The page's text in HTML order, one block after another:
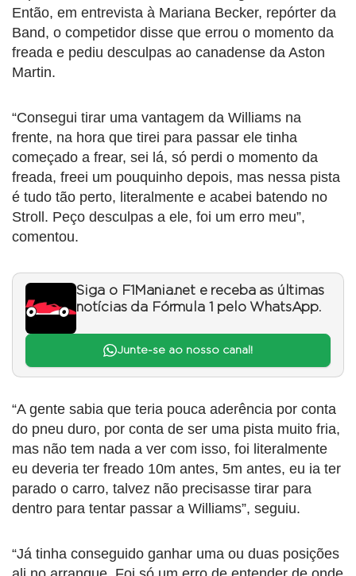
Então, em entrevista à Mariana Becker, repórter da
Band, o competidor disse que errou o momento da
freada e pediu desculpas ao canadense da Aston
Martin.
“Consegui tirar uma vantagem da Williams na
frente, na hora que tirei para passar ele tinha
começado a frear, sei lá, só perdi o momento da
freada, freei um pouquinho depois, mas nessa pista
é tudo tão perto, literalmente e acabei batendo no
Stroll. Peço desculpas a ele, foi um erro meu”,
comentou.
Siga o F1Mania.net e receba as últimas
notícias da Fórmula 1 pelo WhatsApp.
Junte-se ao nosso canal!
“A gente sabia que teria pouca aderência por conta
do pneu duro, por conta de ser uma pista muito fria,
mas não tem nada a ver com isso, foi literalmente
eu deveria ter freado 10m antes, 5m antes, eu ia ter
parado o carro, talvez não precisasse tirar para
dentro para tentar passar a Williams”, seguiu.
“Já tinha conseguido ganhar uma ou duas posições